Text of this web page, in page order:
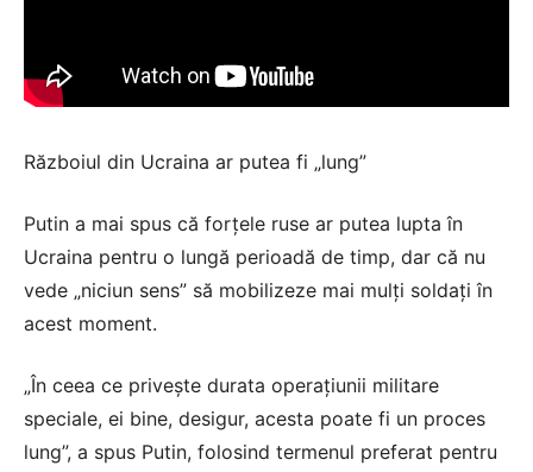
Războiul din Ucraina ar putea fi „lung”
Putin a mai spus că forțele ruse ar putea lupta în
Ucraina pentru o lungă perioadă de timp, dar că nu
vede „niciun sens” să mobilizeze mai mulți soldați în
acest moment.
„În ceea ce privește durata operațiunii militare
speciale, ei bine, desigur, acesta poate fi un proces
lung”, a spus Putin, folosind termenul preferat pentru